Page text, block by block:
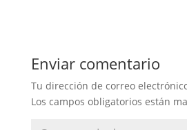
Enviar comentario
Tu dirección de correo
Los campos obligatorios están